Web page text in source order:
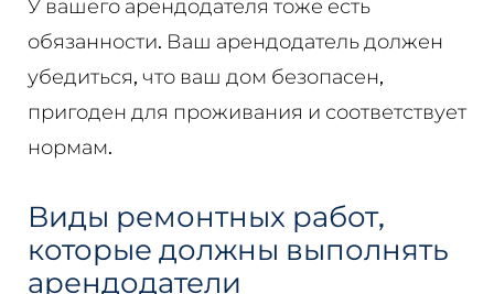
У вашего арендодателя тоже есть
обязанности. Ваш арендодатель должен
убедиться, что ваш дом безопасен,
пригоден для проживания и соответствует
нормам.
Виды ремонтных работ,
которые должны выполнять
арендодатели